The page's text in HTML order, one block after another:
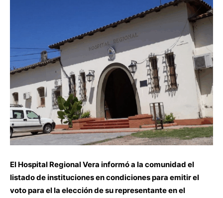
El Hospital Regional Vera informó a la comunidad el
listado de instituciones en condiciones para emitir el
voto para el la elección de su representante en el